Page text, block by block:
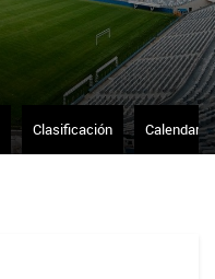
Clasificación Calendario